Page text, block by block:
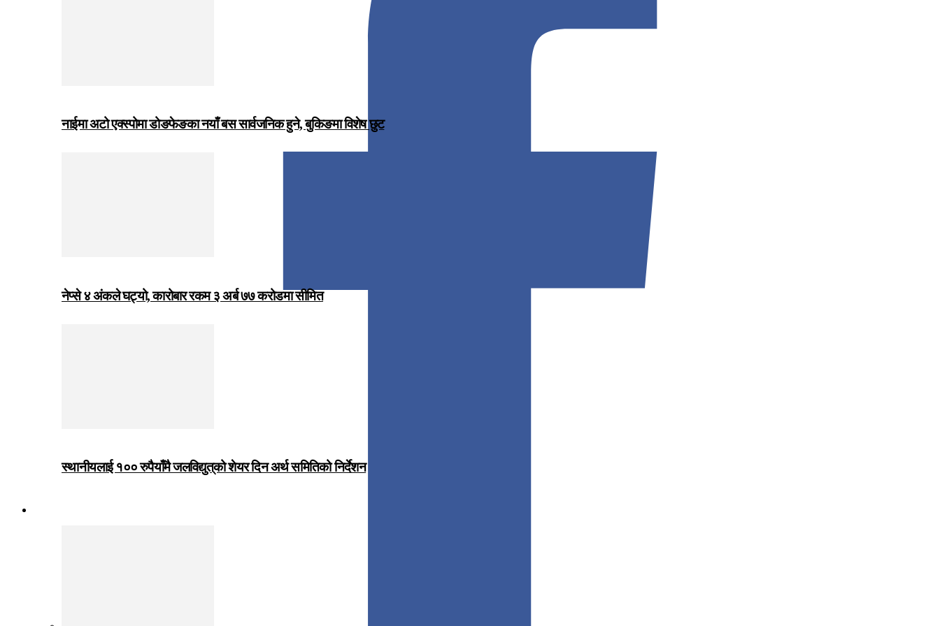
नाईमा अटो एक्स्पोमा डोङफेङका नयाँ बस सार्वजनिक हुने, बुकिङमा विशेष छुट
नेप्से ४ अंकले घट्यो, कारोबार रकम ३ अर्ब ७७ करोडमा सीमित
स्थानीयलाई १०० रुपैयाँमै जलविद्युत्‌को शेयर दिन अर्थ समितिको निर्देशन